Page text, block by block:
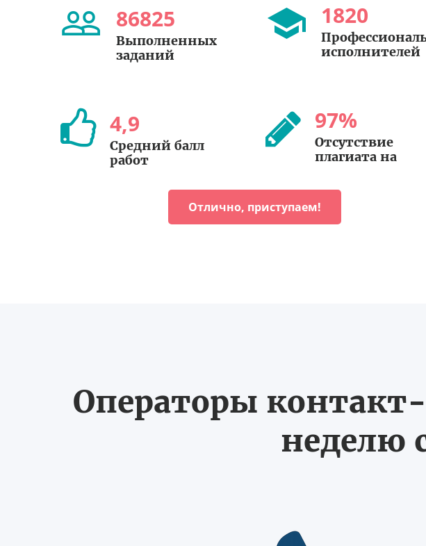
86825
Выполненных
заданий
1820
исполнителей
4,9
Средний балл
работ
97%
Отсутствие
плагиата на
Отлично, приступаем!
Операторы
неделю